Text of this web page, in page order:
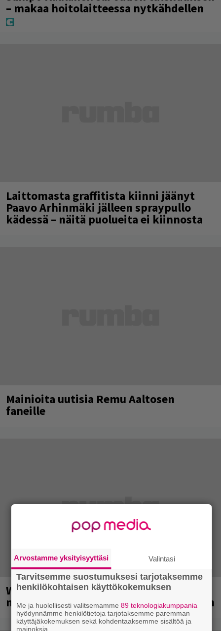
– makaa hoitolaitteessa nytkähdellen
Laittomasta graffitista kiinni jäänyt
Paavo Arhinmäki jälleen spraypullo
kädessä – näitä puolueita ei kiinnosta
Mainioita uutisia Remu Aaltosen
faneille
Weezer palaa Suomeen yli
neljännesvuosisadan odotuksen jälkeen
Arvostamme yksityisyyttäsi Valintasi
Tarvitsemme suostumuksesi tarjotaksemme
henkilökohtaisen käyttökokemuksen
Me ja huolellisesti valitsemamme 89 teknologiakumppania
hyödynnämme henkilötietoja tarjotaksemme paremman
käyttäjäkokemuksen sekä kohdentaaksemme sisältöä ja
mainoksia.